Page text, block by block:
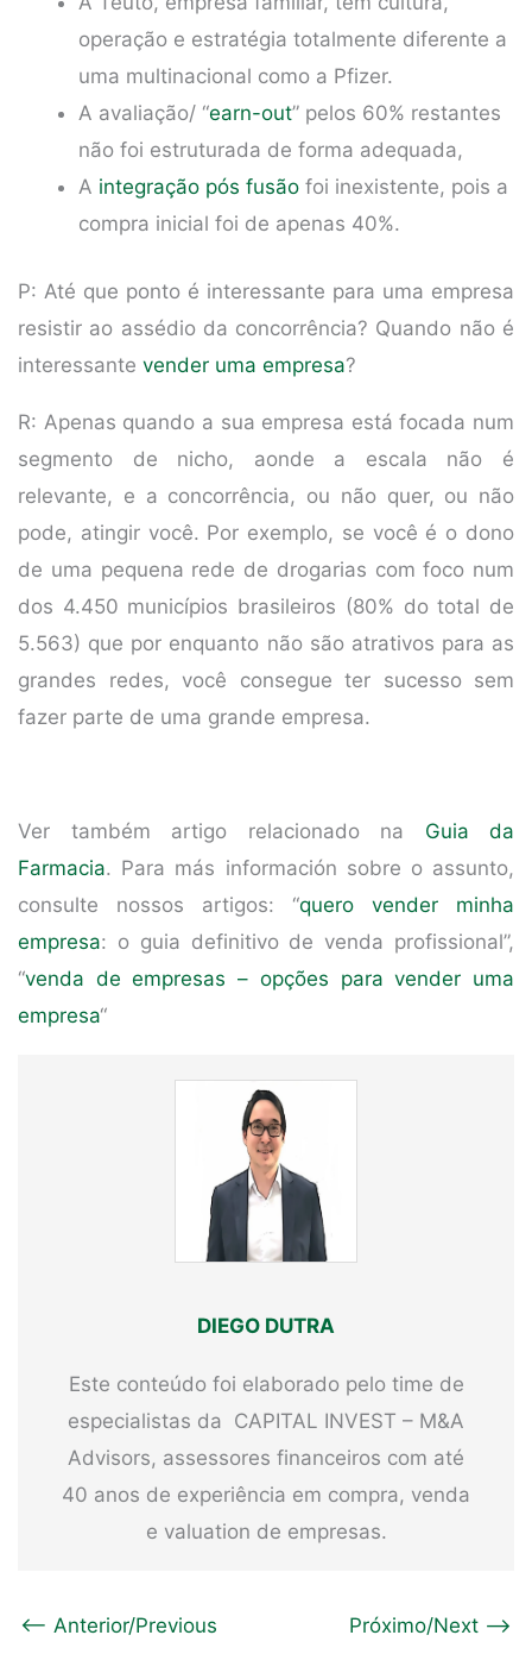
operação e estratégia totalmente diferente a
uma multinacional como a Pfizer.
A avaliação/ “earn-out” pelos 60% restantes
não foi estruturada de forma adequada,
A integração pós fusão foi inexistente, pois a
compra inicial foi de apenas 40%.
P: Até que ponto é interessante para uma empresa
resistir ao assédio da concorrência? Quando não é
interessante vender uma empresa?
R: Apenas quando a sua empresa está focada num
segmento de nicho, aonde a escala não é
relevante, e a concorrência, ou não quer, ou não
pode, atingir você. Por exemplo, se você é o dono
de uma pequena rede de drogarias com foco num
dos 4.450 municípios brasileiros (80% do total de
5.563) que por enquanto não são atrativos para as
grandes redes, você consegue ter sucesso sem
fazer parte de uma grande empresa.
Ver também artigo relacionado na Guia da
Farmacia. Para más información sobre o assunto,
consulte nossos artigos: “quero vender minha
empresa: o guia definitivo de venda profissional”,
“venda de empresas – opções para vender uma
empresa“
DIEGO DUTRA
Este conteúdo foi elaborado pelo time de
especialistas da CAPITAL INVEST – M&A
Advisors, assessores financeiros com até
40 anos de experiência em compra, venda
e valuation de empresas.
<-- Anterior/Previous Próximo/Next -->